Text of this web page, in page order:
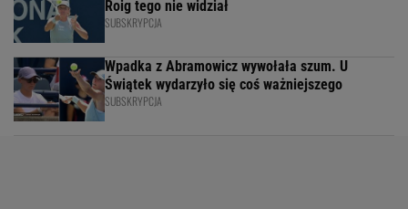
Roig tego nie widział
SUBSKRYPCJA
Wpadka z Abramowicz wywołała szum. U
Świątek wydarzyło się coś ważniejszego
SUBSKRYPCJA